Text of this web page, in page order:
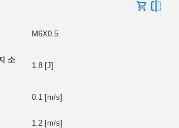
M6X0.5
1.8 [J]
0.1 [m/s]
1.2 [m/s]